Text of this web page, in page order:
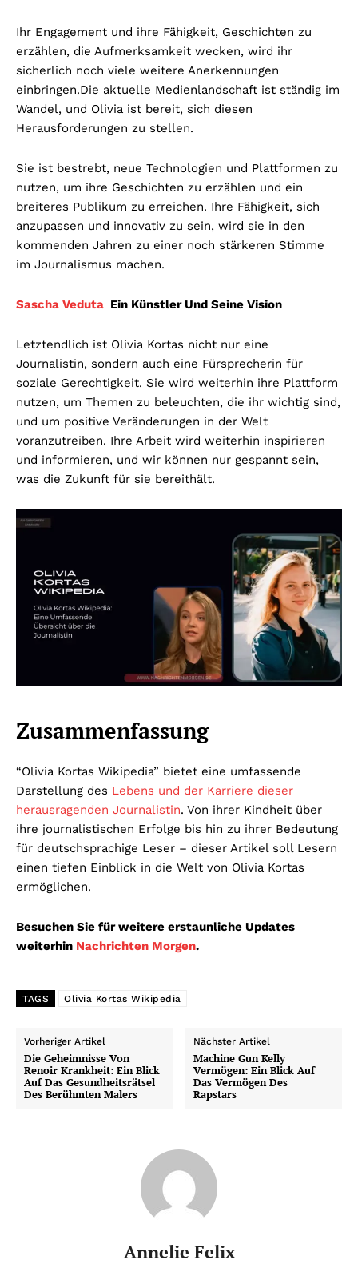
Ihr Engagement und ihre Fähigkeit, Geschichten zu
erzählen, die Aufmerksamkeit wecken, wird ihr
sicherlich noch viele weitere Anerkennungen
einbringen.Die aktuelle Medienlandschaft ist ständig im
Wandel, und Olivia ist bereit, sich diesen
Herausforderungen zu stellen.
Sie ist bestrebt, neue Technologien und Plattformen zu
nutzen, um ihre Geschichten zu erzählen und ein
breiteres Publikum zu erreichen. Ihre Fähigkeit, sich
anzupassen und innovativ zu sein, wird sie in den
kommenden Jahren zu einer noch stärkeren Stimme
im Journalismus machen.
Sascha Veduta Ein Künstler Und Seine Vision
Letztendlich ist Olivia Kortas nicht nur eine
Journalistin, sondern auch eine Fürsprecherin für
soziale Gerechtigkeit. Sie wird weiterhin ihre Plattform
nutzen, um Themen zu beleuchten, die ihr wichtig sind,
und um positive Veränderungen in der Welt
voranzutreiben. Ihre Arbeit wird weiterhin inspirieren
und informieren, und wir können nur gespannt sein,
was die Zukunft für sie bereithält.
Zusammenfassung
“Olivia Kortas Wikipedia” bietet eine umfassende
Darstellung des Lebens und der Karriere dieser
herausragenden Journalistin. Von ihrer Kindheit über
ihre journalistischen Erfolge bis hin zu ihrer Bedeutung
für deutschsprachige Leser – dieser Artikel soll Lesern
einen tiefen Einblick in die Welt von Olivia Kortas
ermöglichen.
Besuchen Sie für weitere erstaunliche Updates
weiterhin Nachrichten Morgen.
TAGS Olivia Kortas Wikipedia
Vorheriger Artikel
Die Geheimnisse Von
Renoir Krankheit: Ein Blick
Auf Das Gesundheitsrätsel
Des Berühmten Malers
Nächster Artikel
Machine Gun Kelly
Vermögen: Ein Blick Auf
Das Vermögen Des
Rapstars
Annelie Felix